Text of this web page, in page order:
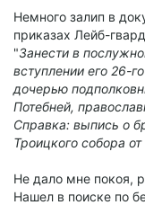
Немного залип в
приказах Лейб-
"Занести в
вступлении его 26-
дочерью
Потебней,
Справка: выпись о
Троицкого собора
Не дало мне покоя,
Нашел в поиске по